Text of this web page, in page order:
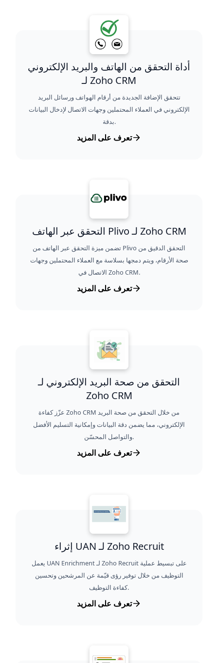
أداة التحقق من الهاتف والبريد الإلكتروني
لـ Zoho CRM
تتحقق الإضافة الجديدة من أرقام الهواتف ورسائل البريد
الإلكتروني في العملاء المحتملين وجهات الاتصال لإدخال البيانات
بدقة.
تعرف على المزيد
التحقق عبر الهاتف Plivo لـ Zoho CRM
تضمن ميزة التحقق عبر الهاتف من Plivo التحقق الدقيق من
صحة الأرقام، ويتم دمجها بسلاسة مع العملاء المحتملين وجهات
الاتصال في Zoho CRM.
تعرف على المزيد
التحقق من صحة البريد الإلكتروني لـ
Zoho CRM
عزّز كفاءة Zoho CRM من خلال التحقق من صحة البريد
الإلكتروني، مما يضمن دقة البيانات وإمكانية التسليم الأفضل
والتواصل المحسّن.
تعرف على المزيد
إثراء UAN لـ Zoho Recruit
يعمل UAN Enrichment لـ Zoho Recruit على تبسيط عملية
التوظيف من خلال توفير رؤى قيّمة عن المرشحين وتحسين
كفاءة التوظيف.
تعرف على المزيد